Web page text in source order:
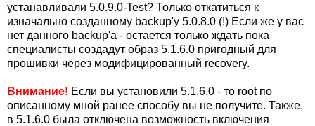
устанавливали 5.0.9.0-Test? Только откатиться к
изначально созданному backup'у 5.0.8.0 (!) Если же у вас
нет данного backup'а - остается только ждать пока
специалисты создадут образ 5.1.6.0 пригодный для
прошивки через модифицированный recovery.
Внимание! Если вы установили 5.1.6.0 - то root по
описанному мной ранее способу вы не получите. Также,
в 5.1.6.0 была отключена возможность включения